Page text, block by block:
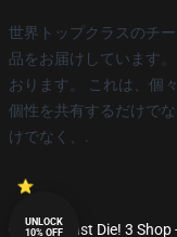
世界トップクラスのチ
品をお届けしています
おります。 これは、個
個性を共有するだけで
けでなく、.
© Orcs Must Die! 3
UNLOCK
10% OFF